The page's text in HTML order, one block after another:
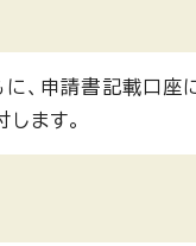
、申請書記載口座
ます。